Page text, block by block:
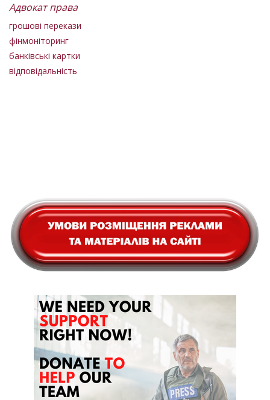
Адвокат права
грошові перекази
фінмоніторинг
банківські картки
відповідальність